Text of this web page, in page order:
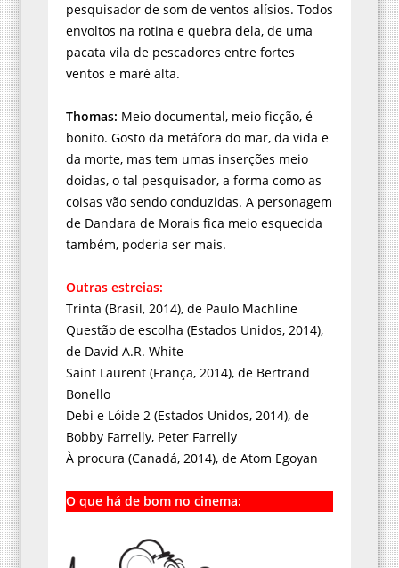
pesquisador de som de ventos alísios. Todos
envoltos na rotina e quebra dela, de uma
pacata vila de pescadores entre fortes
ventos e maré alta.
Thomas: Meio documental, meio ficção, é
bonito. Gosto da metáfora do mar, da vida e
da morte, mas tem umas inserções meio
doidas, o tal pesquisador, a forma como as
coisas vão sendo conduzidas. A personagem
de Dandara de Morais fica meio esquecida
também, poderia ser mais.
Outras estreias:
Trinta (Brasil, 2014), de Paulo Machline
Questão de escolha (Estados Unidos, 2014),
de David A.R. White
Saint Laurent (França, 2014), de Bertrand
Bonello
Debi e Lóide 2 (Estados Unidos, 2014), de
Bobby Farrelly, Peter Farrelly
À procura (Canadá, 2014), de Atom Egoyan
O que há de bom no cinema: